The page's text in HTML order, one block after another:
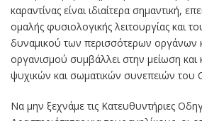
καραντίνας είναι ιδιαίτερα σημαντική,
ομαλής φυσιολογικής λειτουργίας και
δυναμικού των περισσότερων οργάνων
οργανισμού συμβάλλει στην μείωση
ψυχικών και σωματικών συνεπειών του
Να μην ξεχνάμε τις Κατευθυντήριες